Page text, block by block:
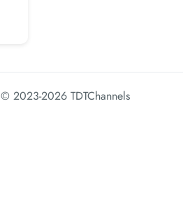
© 2023-2026 TDTChannels